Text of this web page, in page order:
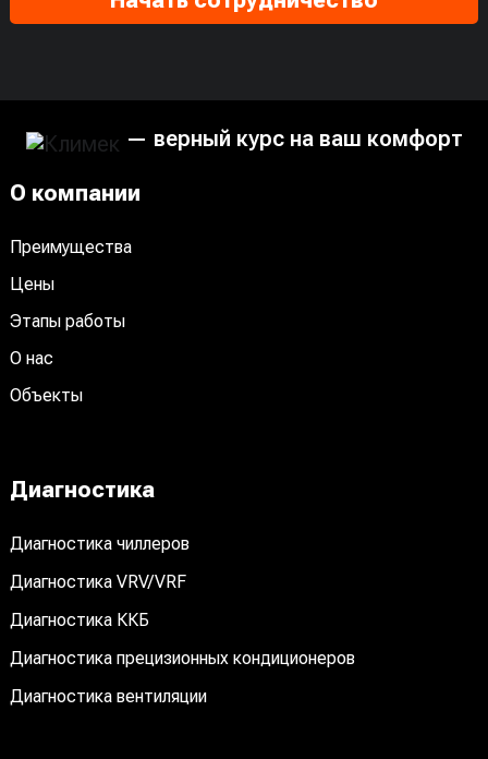
— верный курс на ваш комфорт
О компании
Преимущества
Цены
Этапы работы
О нас
Объекты
Диагностика
Диагностика чиллеров
Диагностика VRV/VRF
Диагностика ККБ
Диагностика прецизионных кондиционеров
Диагностика вентиляции